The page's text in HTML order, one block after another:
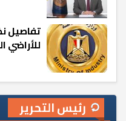
تفاصيل
للأراضي
رئيس التحرير